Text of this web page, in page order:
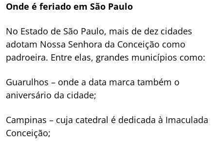
Onde é feriado em São Paulo
No Estado de São Paulo, mais de dez cidades
adotam Nossa Senhora da Conceição como
padroeira. Entre elas, grandes municípios como:
Guarulhos – onde a data marca também o
aniversário da cidade;
Campinas – cuja catedral é dedicada à Imaculada
Conceição;